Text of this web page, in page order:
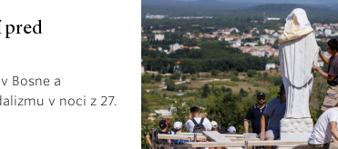
pred
Bosne a
v noci z 27.